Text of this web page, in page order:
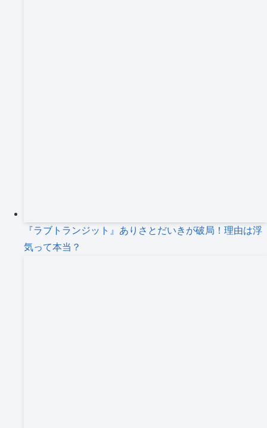
『ラブトランジット』ありさとだいきが破局！理由は浮
気って本当？